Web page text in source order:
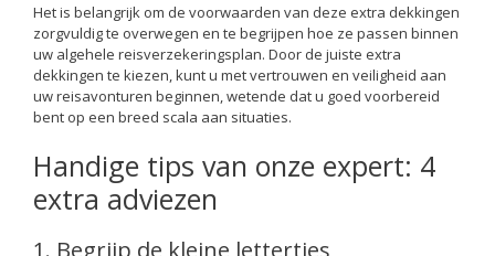
Het is belangrijk om de voorwaarden van deze extra dekkingen
zorgvuldig te overwegen en te begrijpen hoe ze passen binnen
uw algehele reisverzekeringsplan. Door de juiste extra
dekkingen te kiezen, kunt u met vertrouwen en veiligheid aan
uw reisavonturen beginnen, wetende dat u goed voorbereid
bent op een breed scala aan situaties.
Handige tips van onze expert: 4
extra adviezen